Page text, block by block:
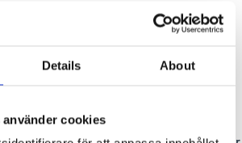
Details About
cookies
över det du vill bygga – till exempel
Ofta ska du också
av hur byggnaden ska användas och
till kommunen.